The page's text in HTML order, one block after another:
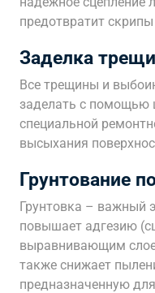
предотвратит
Заделка
Все трещины и
заделать с помощью
специальной
высыхания
Грунтование
Грунтовка – важный
повышает адгезию
выравнивающим
также снижает
предназначенную